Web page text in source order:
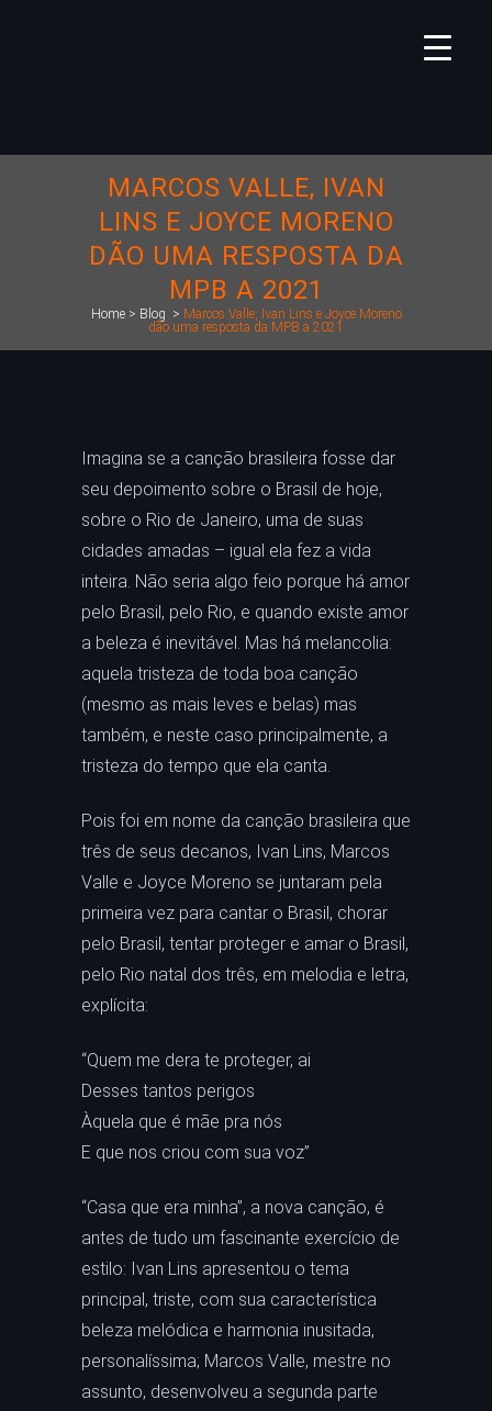
MARCOS VALLE, IVAN
LINS E JOYCE MORENO
DÃO UMA RESPOSTA DA
MPB A 2021
Home> Blog > Marcos Valle, Ivan Lins e Joyce Moreno
dão uma resposta da MPB a 2021
Imagina se a canção brasileira fosse dar
seu depoimento sobre o Brasil de hoje,
sobre o Rio de Janeiro, uma de suas
cidades amadas – igual ela fez a vida
inteira. Não seria algo feio porque há amor
pelo Brasil, pelo Rio, e quando existe amor
a beleza é inevitável. Mas há melancolia:
aquela tristeza de toda boa canção
(mesmo as mais leves e belas) mas
também, e neste caso principalmente, a
tristeza do tempo que ela canta.
Pois foi em nome da canção brasileira que
três de seus decanos, Ivan Lins, Marcos
Valle e Joyce Moreno se juntaram pela
primeira vez para cantar o Brasil, chorar
pelo Brasil, tentar proteger e amar o Brasil,
pelo Rio natal dos três, em melodia e letra,
explícita:
“Quem me dera te proteger, ai
Desses tantos perigos
Àquela que é mãe pra nós
E que nos criou com sua voz”
“Casa que era minha”, a nova canção, é
antes de tudo um fascinante exercício de
estilo: Ivan Lins apresentou o tema
principal, triste, com sua característica
beleza melódica e harmonia inusitada,
personalíssima; Marcos Valle, mestre no
assunto, desenvolveu a segunda parte